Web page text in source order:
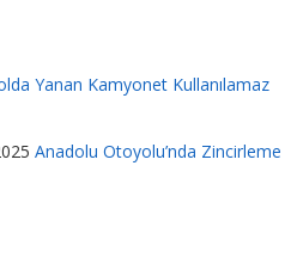
Yanan Kamyonet Kullanılamaz
Anadolu Otoyolu’nda Zincirleme